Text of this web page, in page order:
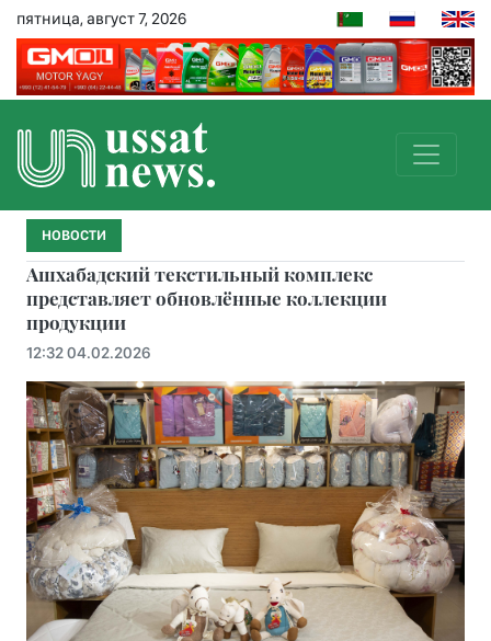
пятница, август 7, 2026
НОВОСТИ
Ашхабадский текстильный комплекс
представляет обновлённые коллекции
продукции
12:32 04.02.2026